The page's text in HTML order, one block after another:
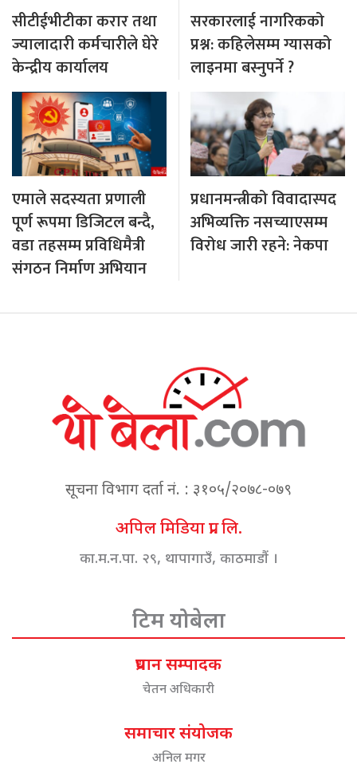
सीटीईभीटीका करार तथा
ज्यालादारी कर्मचारीले घेरे
केन्द्रीय कार्यालय
सरकारलाई नागरिकको
प्रश्न: कहिलेसम्म ग्यासको
लाइनमा बस्नुपर्ने ?
एमाले सदस्यता प्रणाली
पूर्ण रूपमा डिजिटल बन्दै,
वडा तहसम्म प्रविधिमैत्री
संगठन निर्माण अभियान
प्रधानमन्त्रीको विवादास्पद
अभिव्यक्ति नसच्याएसम्म
विरोध जारी रहने: नेकपा
सूचना विभाग दर्ता नं. : ३१०५/२०७८-०७९
अपिल मिडिया प्रा. लि.
का.म.न.पा. २९, थापागाउँ, काठमाडौं ।
टिम योबेला
प्रधान सम्पादक
चेतन अधिकारी
समाचार संयोजक
अनिल मगर